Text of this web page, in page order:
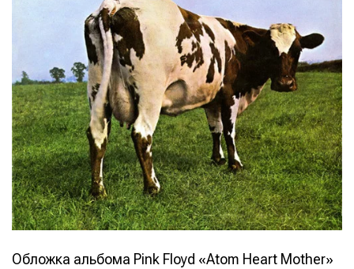
Обложка альбома Pink Floyd «Atom Heart Mother»